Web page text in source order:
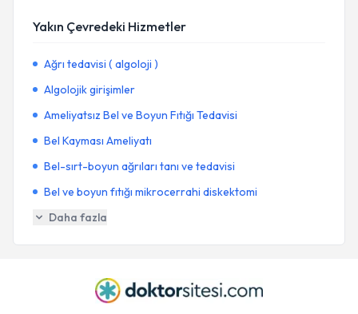
Yakın Çevredeki Hizmetler
Ağrı tedavisi ( algoloji )
Algolojik girişimler
Ameliyatsız Bel ve Boyun Fıtığı Tedavisi
Bel Kayması Ameliyatı
Bel-sırt-boyun ağrıları tanı ve tedavisi
Bel ve boyun fıtığı mikrocerrahi diskektomi
Daha fazla